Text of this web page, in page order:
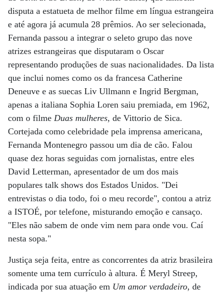
disputa a estatueta de melhor filme em língua estrangeira
e até agora já acumula 28 prêmios. Ao ser selecionada,
Fernanda passou a integrar o seleto grupo das nove
atrizes estrangeiras que disputaram o Oscar
representando produções de suas nacionalidades. Da lista
que inclui nomes como os da francesa Catherine
Deneuve e as suecas Liv Ullmann e Ingrid Bergman,
apenas a italiana Sophia Loren saiu premiada, em 1962,
com o filme Duas mulheres, de Vittorio de Sica.
Cortejada como celebridade pela imprensa americana,
Fernanda Montenegro passou um dia de cão. Falou
quase dez horas seguidas com jornalistas, entre eles
David Letterman, apresentador de um dos mais
populares talk shows dos Estados Unidos. "Dei
entrevistas o dia todo, foi o meu recorde", contou a atriz
a ISTOÉ, por telefone, misturando emoção e cansaço.
"Eles não sabem de onde vim nem para onde vou. Caí
nesta sopa."
Justiça seja feita, entre as concorrentes da atriz brasileira
somente uma tem currículo à altura. É Meryl Streep,
indicada por sua atuação em Um amor verdadeiro, de